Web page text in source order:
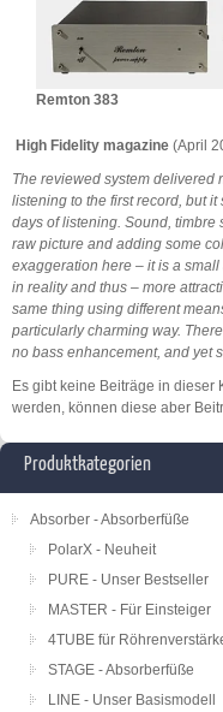
Remton 383
High Fidelity magazine (April
The reviewed system delivered
listening to the first record, but
days of listening. Sound, timbre
raw picture and adding some
exaggeration here – it is a
in reality and thus – more
same thing using different
particularly charming way.
no bass enhancement, and yet
Es gibt keine Beiträge in
werden, können diese aber
Produktkategorien
Absorber - Absorberfüße
PolarX - Neuheit
PURE - Unser Bestseller
MASTER - Für Einsteiger
4TUBE für
STAGE - Absorberfüße
LINE - Unser Basismodell